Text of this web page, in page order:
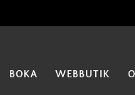
BOKA WEBBUTIK